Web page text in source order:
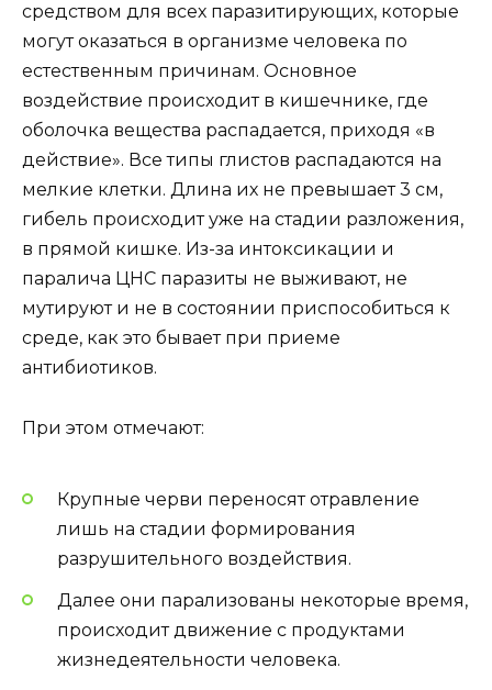
средством для всех паразитирующих, которые
могут оказаться в организме человека по
естественным причинам. Основное
воздействие происходит в кишечнике, где
оболочка вещества распадается, приходя «в
действие». Все типы глистов распадаются на
мелкие клетки. Длина их не превышает 3 см,
гибель происходит уже на стадии разложения,
в прямой кишке. Из-за интоксикации и
паралича ЦНС паразиты не выживают, не
мутируют и не в состоянии приспособиться к
среде, как это бывает при приеме
антибиотиков.
При этом отмечают:
Крупные черви переносят отравление
лишь на стадии формирования
разрушительного воздействия.
Далее они парализованы некоторые время,
происходит движение с продуктами
жизнедеятельности человека.